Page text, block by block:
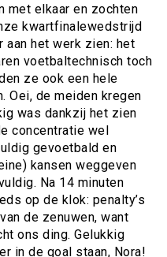
met elkaar en zochten
kwartfinalewedstrijd
aan het werk zien: het
voetbaltechnisch toch
ze ook een hele
Oei, de meiden kregen
was dankzij het zien
concentratie wel
gevoetbald en
kansen weggeven
Na 14 minuten
op de klok: penalty’s
de zenuwen, want
ons ding. Gelukkig
in de goal staan, Nora!